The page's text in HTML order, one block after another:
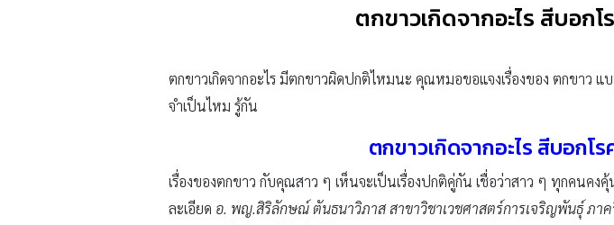
ตกขาวเกิดจากอะไร สีบอก
ตกขาวเกิดจากอะไร มีตกขาวผิดปกติไหมนะ คุณหมอขอแจงเรื่องของ ตกขาว
จำเป็นไหม รู้กัน
ตกขาวเกิดจากอะไร สีบอกโ
เรื่องของตกขาว กับคุณสาว ๆ เห็นจะเป็นเรื่องปกติคู่กัน เชื่อว่าสาว ๆ ทุกคนค
ละเอียด อ. พญ.สิริลักษณ์ ตันธนาวิภาส สาขาวิชาเวชศาสตร์การเจริญพันธุ์ ภา